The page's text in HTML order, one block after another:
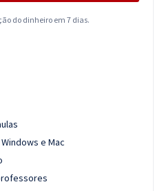
do dinheiro em 7 dias.
e Mac